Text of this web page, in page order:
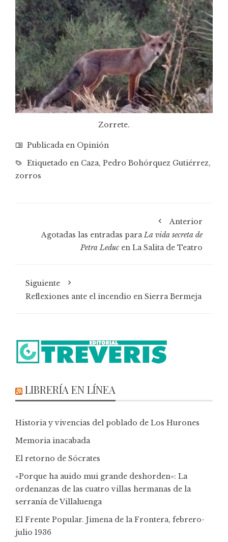
Zorrete.
Publicada en Opinión
Etiquetado en Caza, Pedro Bohórquez Gutiérrez,
zorros
Anterior
Agotadas las entradas paraLa vida secreta de
Petra Leduc en La Salita de Teatro
Siguiente
Reflexiones ante el incendio en Sierra Bermeja
LIBRERÍA EN LÍNEA
Historia y vivencias del poblado de Los Hurones
Memoria inacabada
El retorno de Sócrates
«Porque ha auido mui grande deshorden»: La
ordenanzas de las cuatro villas hermanas de la
serranía de Villaluenga
El Frente Popular. Jimena de la Frontera, febrero-
julio 1936